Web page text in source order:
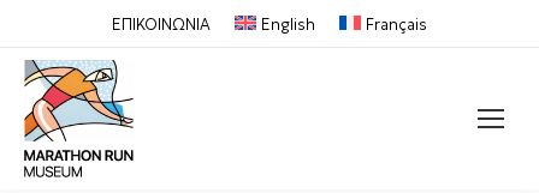
ΕΠΙΚΟΙΝΩΝΙΑ English Français
Search: